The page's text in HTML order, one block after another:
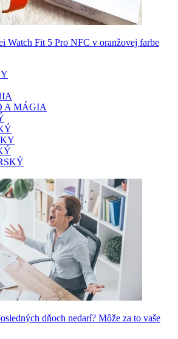
Watch Fit 5 Pro NFC v oranžovej farbe
A MÁGIA
dňoch nedarí? Môže za to vaše